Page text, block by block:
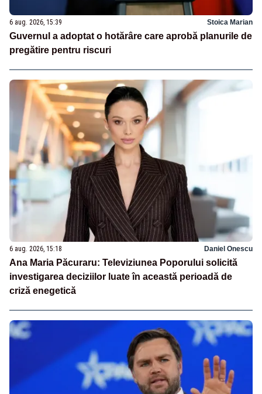
6 aug. 2026, 15:39 Stoica Marian
Guvernul a adoptat o hotărâre care aprobă planurile de
pregătire pentru riscuri
6 aug. 2026, 15:18 Daniel Onescu
Ana Maria Păcuraru: Televiziunea Poporului solicită
investigarea deciziilor luate în această perioadă de
criză enegetică